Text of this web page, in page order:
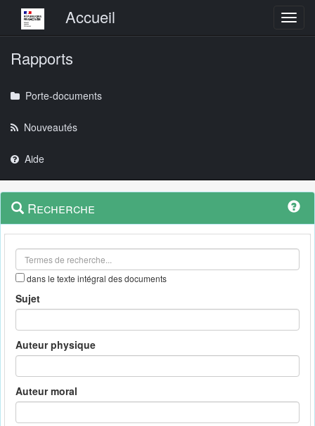
Menu principalAccueil
Rapports
Porte-documents
Nouveautés
Aide
Navigation
outils
Menu
contextuel
Recherche
dans le texte intégral des documents
Sujet
Auteur physique
Auteur moral